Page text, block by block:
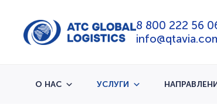
8 800 222 56
О НАС УСЛУГИ